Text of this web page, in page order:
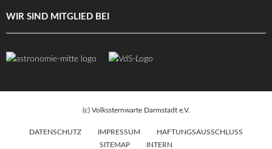
WIR SIND MITGLIED BEI
(c) Volkssternwarte Darmstadt e.V.
DATENSCHUTZ IMPRESSUM
HAFTUNGSAUSSCHLUSS
SITEMAP
INTERN